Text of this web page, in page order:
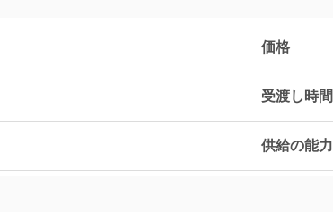
価格
受渡し時間
供給の能力